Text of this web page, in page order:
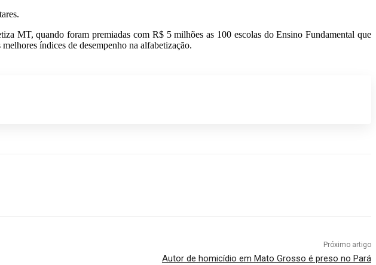
MT, quando foram premiadas com R$ 5 milhões as 100 escolas do Ensino Fundamental que
índices de desempenho na alfabetização.
Próximo artigo
Autor de homicídio em Mato Grosso é preso no Pará